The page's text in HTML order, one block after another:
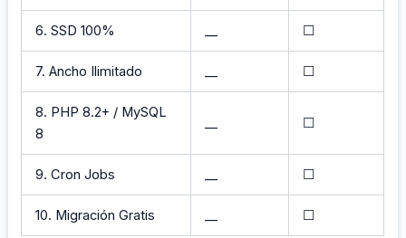
6. SSD 100% ☐
7. Ancho Ilimitado ☐
8. PHP 8.2+ / MySQL
8
☐
9. Cron Jobs ☐
10. Migración Gratis ☐